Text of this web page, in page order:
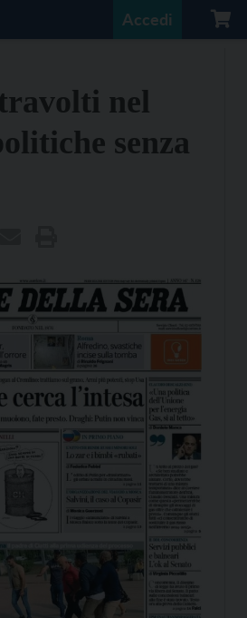
Accedi
nel
senza